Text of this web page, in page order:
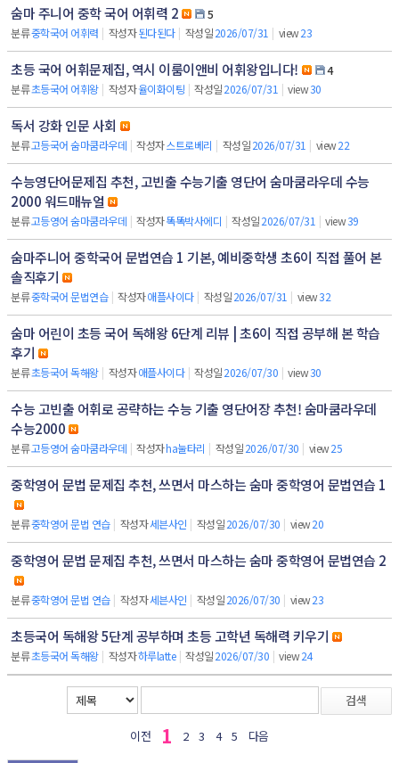
숨마 주니어 중학 국어 어휘력 2
5
분류중학국어 어휘력 | 작성자된다된다 | 작성일2026/07/31 | view23
초등 국어 어휘문제집, 역시 이룸이앤비 어휘왕입니다!
4
분류초등국어 어휘왕 | 작성자율이화이팅 | 작성일2026/07/31 | view30
독서 강화 인문 사회
분류고등국어 숨마쿰라우데 | 작성자스트로베리 | 작성일2026/07/31 | view22
수능영단어문제집 추천, 고빈출 수능기출 영단어 숨마쿰라우데 수능
2000 워드매뉴얼
분류고등영어 숨마쿰라우데 | 작성자똑똑박사에디 | 작성일2026/07/31 | view39
숨마주니어 중학국어 문법연습 1 기본, 예비중학생 초6이 직접 풀어 본
솔직후기
분류중학국어 문법연습 | 작성자애플사이다 | 작성일2026/07/31 | view32
숨마 어린이 초등 국어 독해왕 6단계 리뷰 | 초6이 직접 공부해 본 학습
후기
분류초등국어 독해왕 | 작성자애플사이다 | 작성일2026/07/30 | view30
수능 고빈출 어휘로 공략하는 수능 기출 영단어장 추천! 숨마쿰라우데
수능2000
분류고등영어 숨마쿰라우데 | 작성자ha눌타리 | 작성일2026/07/30 | view25
중학영어 문법 문제집 추천, 쓰면서 마스하는 숨마 중학영어 문법연습 1
분류중학영어 문법 연습 | 작성자세븐사인 | 작성일2026/07/30 | view20
중학영어 문법 문제집 추천, 쓰면서 마스하는 숨마 중학영어 문법연습 2
분류중학영어 문법 연습 | 작성자세븐사인 | 작성일2026/07/30 | view23
초등국어 독해왕 5단계 공부하며 초등 고학년 독해력 키우기
분류초등국어 독해왕 | 작성자하루latte | 작성일2026/07/30 | view24
검색
이전 1 2 3 4 5 다음